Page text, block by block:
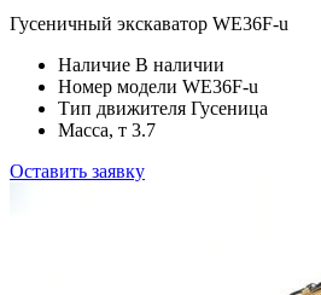
Гусеничный экскаватор WE36F-u
Наличие В наличии
Номер модели WE36F-u
Тип движителя Гусеница
Масса, т 3.7
Оставить заявку